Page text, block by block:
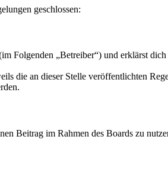
geschlossen:
Folgenden „Betreiber“) und erklärst
die an dieser Stelle veröffentlichten
Beitrag im Rahmen des Boards zu